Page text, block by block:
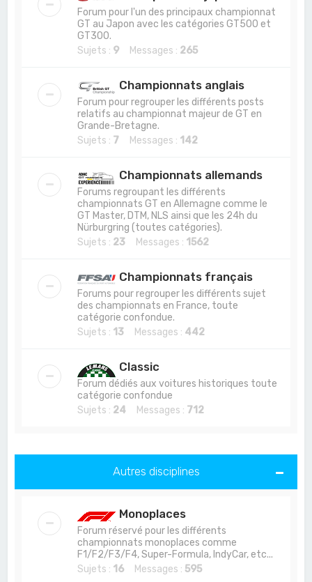
Forum pour l'un des principaux championnat
GT au Japon avec les catégories GT500 et
GT300.
Sujets : 9 Messages : 265
Championnats anglais
Forum pour regrouper les différents posts
relatifs au championnat majeur de GT en
Grande-Bretagne.
Sujets : 7 Messages : 142
Championnats allemands
Forums regroupant les différents
championnats GT en Allemagne comme le
GT Master, DTM, NLS ainsi que les 24h du
Nürburgring (toutes catégories).
Sujets : 23 Messages : 1562
Championnats français
Forums pour regrouper les différents sujet
des championnats en France, toute
catégorie confondue.
Sujets : 13 Messages : 442
Classic
Forum dédiés aux voitures historiques toute
catégorie confondue
Sujets : 24 Messages : 712
Autres disciplines
Monoplaces
Forum réservé pour les différents
championnats monoplaces comme
F1/F2/F3/F4, Super-Formula, IndyCar, etc...
Sujets : 16 Messages : 595